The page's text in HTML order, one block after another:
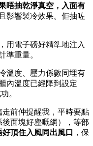
唔抽乾淨真空，入面有
影響製冷效果。佢抽咗
用電子磅好精準地注入
準重量。
溫度、壓力係數同埋有
內溫度已經降到設定
。
前仲提醒我，平時要點
後面塊好塵嘅網），等部
好頂住入風同出風口
，保